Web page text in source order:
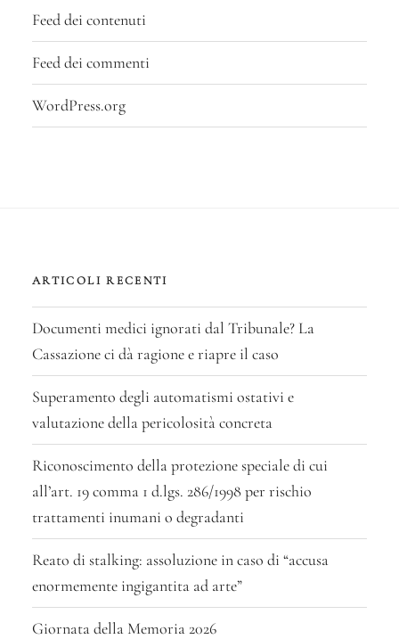
Feed dei contenuti
Feed dei commenti
WordPress.org
ARTICOLI RECENTI
Documenti medici ignorati dal Tribunale? La
Cassazione ci dà ragione e riapre il caso
Superamento degli automatismi ostativi e
valutazione della pericolosità concreta
Riconoscimento della protezione speciale di cui
all’art. 19 comma 1 d.lgs. 286/1998 per rischio
trattamenti inumani o degradanti
Reato di stalking: assoluzione in caso di “accusa
enormemente ingigantita ad arte”
Giornata della Memoria 2026